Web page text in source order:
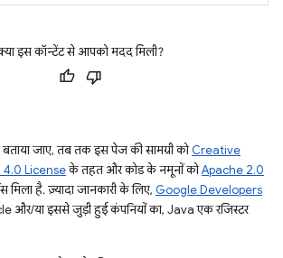
इस कॉन्टेंट से आपको मदद मिली?
जाए, तब तक इस पेज की सामग्री कोCreative
4.0 Licenseके तहत और कोड के नमूनों कोApache 2.0
है. ज़्यादा जानकारी के लिए, Google Developers
और/या इससे जुड़ी हुई कंपनियों का, Java एक रजिस्टर